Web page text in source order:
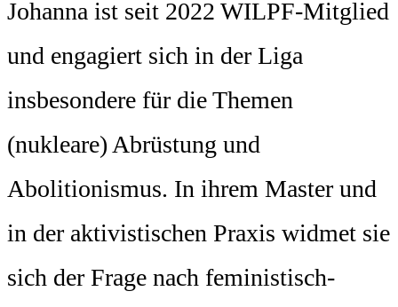
Johanna ist seit 2022 WILPF-Mitglied
und engagiert sich in der Liga
insbesondere für die Themen
(nukleare) Abrüstung und
Abolitionismus. In ihrem Master und
in der aktivistischen Praxis widmet sie
sich der Frage nach feministisch-